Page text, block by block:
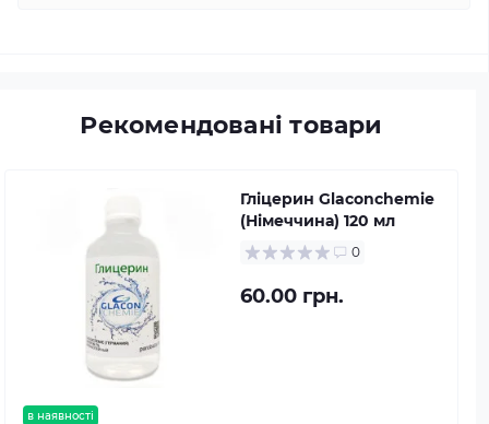
Рекомендовані товари
в наявності
Гліцерин Glaconchemie
(Німеччина) 120 мл
0
60.00 грн.